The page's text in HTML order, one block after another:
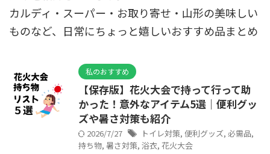
カルディ・スーパー・お取り寄せ・山形の美味しい
ものなど、日常にちょっと嬉しいおすすめ品まとめ
私のおすすめ
【保存版】花火大会で持って行って助
かった！意外なアイテム5選｜便利グッ
ズや暑さ対策も紹介
2026/7/27 トイレ対策, 便利グッズ, 必需品,
持ち物, 暑さ対策, 浴衣, 花火大会